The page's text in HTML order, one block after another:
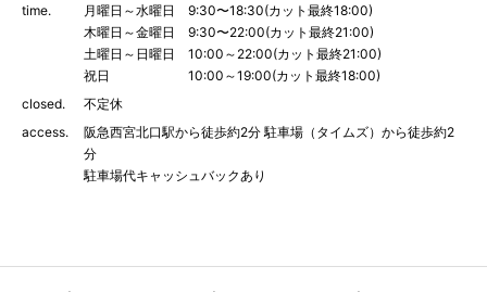
time.
月曜日～水曜日 9:30〜18:30(カット最終18:00)
木曜日～金曜日 9:30〜22:00(カット最終21:00)
土曜日～日曜日 10:00～22:00(カット最終21:00)
祝日 10:00～19:00(カット最終18:00)
closed.
不定休
access.
阪急西宮北口駅から徒歩約2分 駐車場（タイムズ）から徒歩約2
分
駐車場代キャッシュバックあり